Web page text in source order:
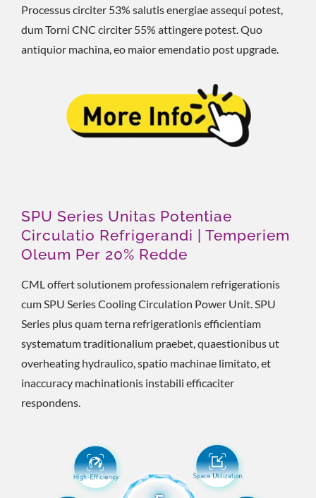
Processus circiter 53% salutis energiae assequi potest,
dum Torni CNC circiter 55% attingere potest. Quo
antiquior machina, eo maior emendatio post upgrade.
SPU Series Unitas Potentiae
Circulatio Refrigerandi | Temperiem
Oleum Per 20% Redde
CML offert solutionem professionalem refrigerationis
cum SPU Series Cooling Circulation Power Unit. SPU
Series plus quam terna refrigerationis efficientiam
systematum traditionalium praebet, quaestionibus ut
overheating hydraulico, spatio machinae limitato, et
inaccuracy machinationis instabili efficaciter
respondens.